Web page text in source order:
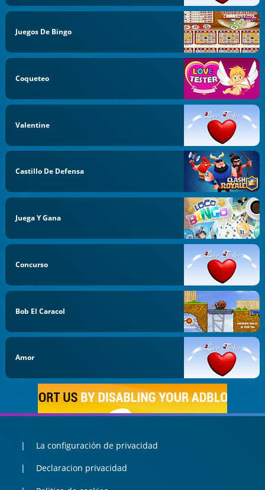
Juegos De Bingo
Coqueteo
Valentine
Castillo De Defensa
Juega Y Gana
Concurso
Bob El Caracol
Amor
La configuración de privacidad
Declaracion privacidad